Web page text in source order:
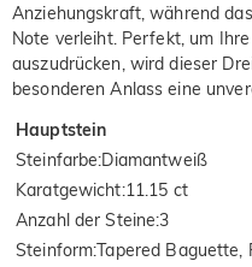
Anziehungskraft, während
Note verleiht. Perfekt, um
auszudrücken, wird dieser
besonderen Anlass eine
Hauptstein
Steinfarbe:Diamantweiß
Karatgewicht:11.15 ct
Anzahl der Steine:3
Steinform:Tapered Baguette,